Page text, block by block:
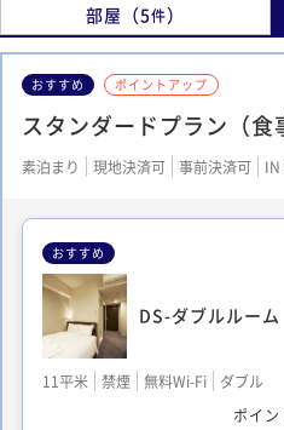
部屋 （5件）
おすすめ ポイントアップ
スタンダードプラン（食
素泊まり 現地決済可 事前決済可 IN
おすすめ
DS-ダブルルーム
11平米 禁煙 無料Wi-Fi
ダブル
ポイ